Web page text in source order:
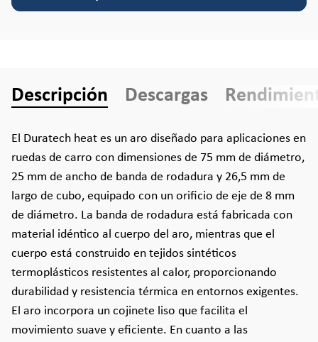
Descripción Descargas
El Duratech heat es un aro diseñado para aplicaciones en
ruedas de carro con dimensiones de 75 mm de diámetro,
25 mm de ancho de banda de rodadura y 26,5 mm de
largo de cubo, equipado con un orificio de eje de 8 mm
de diámetro. La banda de rodadura está fabricada con
material idéntico al cuerpo del aro, mientras que el
cuerpo está construido en tejidos sintéticos
termoplásticos resistentes al calor, proporcionando
durabilidad y resistencia térmica en entornos exigentes.
El aro incorpora un cojinete liso que facilita el
movimiento suave y eficiente. En cuanto a las